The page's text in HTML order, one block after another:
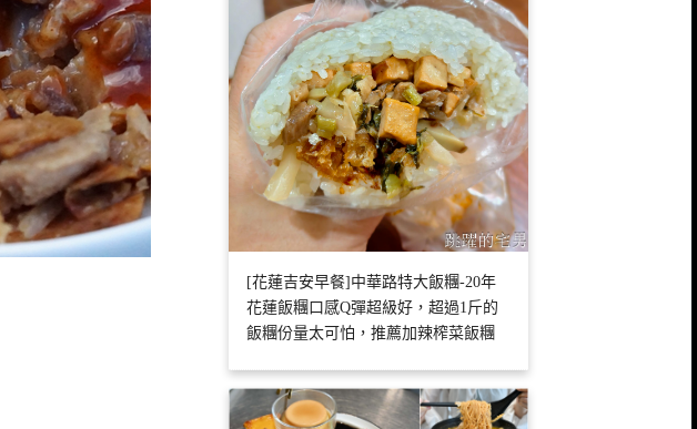
[花蓮吉安早餐]中華路特大飯糰-20年
花蓮飯糰口感Q彈超級好，超過1斤的
飯糰份量太可怕，推薦加辣榨菜飯糰